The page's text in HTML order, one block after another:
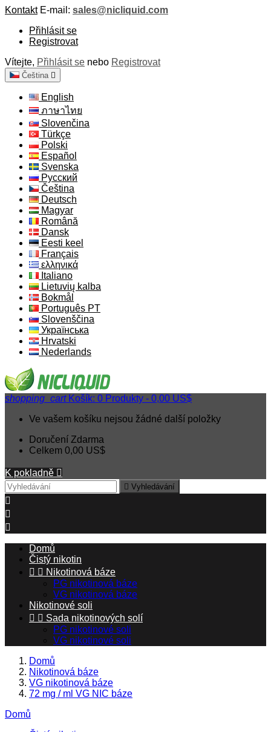
Kontakt E-mail: sales@nicliquid.com
Přihlásit se
Registrovat
Vítejte, Přihlásit se nebo Registrovat
Čeština 
English
ภาษาไทย
Slovenčina
Türkçe
Polski
Español
Svenska
Русский
Čeština
Deutsch
Magyar
Română
Dansk
Eesti keel
Français
ελληνικά
Italiano
Lietuvių kalba
Bokmål
Português PT
Slovenščina
Українська
Hrvatski
Nederlands
shopping_cart Košík: 0 Produkty - 0,00 US$
Ve vašem košíku nejsou žádné další položky
Doručení Zdarma
Celkem 0,00 US$
K pokladně 
 Vyhledávání



Domů
Čistý nikotin
  Nikotinová báze
PG nikotinová báze
VG nikotinová báze
Nikotinové soli
  Sada nikotinových solí
PG nikotinové soli
VG nikotinové soli
Domů
Nikotinová báze
VG nikotinová báze
72 mg / ml VG NIC báze
Domů